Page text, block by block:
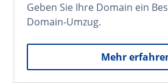
Geben Sie Ihre Domain ein
Domain-Umzug.
Mehr